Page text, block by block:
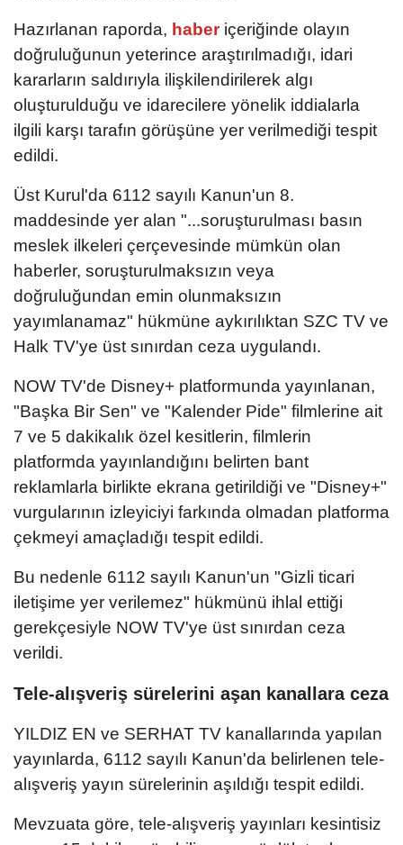
Hazırlanan raporda, haber içeriğinde olayın
doğruluğunun yeterince araştırılmadığı, idari
kararların saldırıyla ilişkilendirilerek algı
oluşturulduğu ve idarecilere yönelik iddialarla
ilgili karşı tarafın görüşüne yer verilmediği tespit
edildi.
Üst Kurul'da 6112 sayılı Kanun'un 8.
maddesinde yer alan "...soruşturulması basın
meslek ilkeleri çerçevesinde mümkün olan
haberler, soruşturulmaksızın veya
doğruluğundan emin olunmaksızın
yayımlanamaz" hükmüne aykırılıktan SZC TV ve
Halk TV'ye üst sınırdan ceza uygulandı.
NOW TV'de Disney+ platformunda yayınlanan,
"Başka Bir Sen" ve "Kalender Pide" filmlerine ait
7 ve 5 dakikalık özel kesitlerin, filmlerin
platformda yayınlandığını belirten bant
reklamlarla birlikte ekrana getirildiği ve "Disney+"
vurgularının izleyiciyi farkında olmadan platforma
çekmeyi amaçladığı tespit edildi.
Bu nedenle 6112 sayılı Kanun'un "Gizli ticari
iletişime yer verilemez" hükmünü ihlal ettiği
gerekçesiyle NOW TV'ye üst sınırdan ceza
verildi.
Tele-alışveriş sürelerini aşan kanallara ceza
YILDIZ EN ve SERHAT TV kanallarında yapılan
yayınlarda, 6112 sayılı Kanun'da belirlenen tele-
alışveriş yayın sürelerinin aşıldığı tespit edildi.
Mevzuata göre, tele-alışveriş yayınları kesintisiz